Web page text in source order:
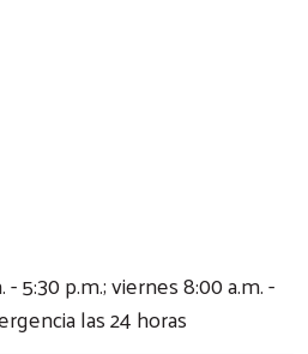
5:30 p.m.; viernes 8:00 a.m. -
las 24 horas